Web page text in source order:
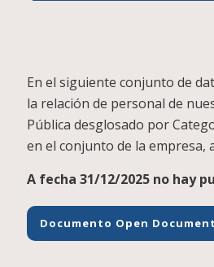
En el siguiente conjunto de
la relación de personal de
Pública desglosado por
en el conjunto de la empresa,
A fecha 31/12/2025 no hay
Documento Open Document